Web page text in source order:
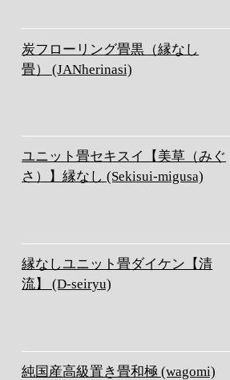
炭フローリング畳黒（縁なし
畳） (JANherinasi)
ユニット畳セキスイ【美草（みぐ
さ）】縁なし (Sekisui-migusa)
縁なしユニット畳ダイケン【清
流】 (D-seiryu)
純国産高級置き畳和極 (wagomi)